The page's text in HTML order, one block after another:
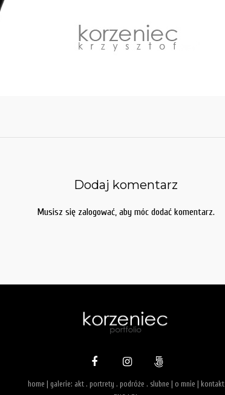
Dodaj komentarz
Musisz się zalogować, aby móc dodać komentarz.
home | galerie: akt. portrety . podróże . slubne o mnie
kontakt